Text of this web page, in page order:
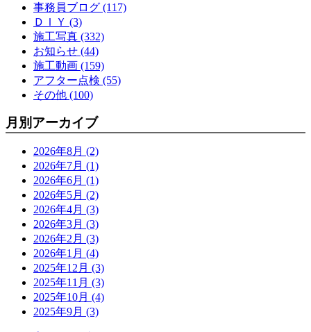
事務員ブログ (117)
ＤＩＹ (3)
施工写真 (332)
お知らせ (44)
施工動画 (159)
アフター点検 (55)
その他 (100)
月別アーカイブ
2026年8月 (2)
2026年7月 (1)
2026年6月 (1)
2026年5月 (2)
2026年4月 (3)
2026年3月 (3)
2026年2月 (3)
2026年1月 (4)
2025年12月 (3)
2025年11月 (3)
2025年10月 (4)
2025年9月 (3)